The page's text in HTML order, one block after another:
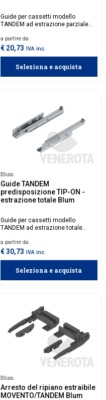
Guide per cassetti modello
TANDEM ad estrazione parziale
BLUMOTION integrato per una
chiusura dolce e silenziosa.
Aggancio Tandem da acquistare
a partire da
€ 20,73 IVA inc.
Seleziona e acquista
Blum
Guide TANDEM
predisposizione TIP-ON -
estrazione totale Blum
Guide per cassetti modello
TANDEM ad estrazione totale
predisposizione TIP-ON. Aggancio
Tandem e set TIP-ON da
acquistare a parte.
a partire da
€ 30,73 IVA inc.
Seleziona e acquista
Blum
Arresto del ripiano estraibile
MOVENTO/TANDEM Blum